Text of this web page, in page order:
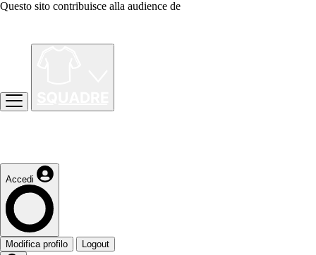
Questo sito contribuisce alla audience de
Accedi
Modifica profilo Logout